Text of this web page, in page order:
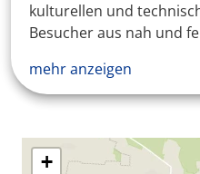
kulturellen und
Besucher aus nah und
mehr anzeigen
+